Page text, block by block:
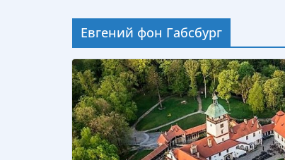
Евгений фон Габсбург